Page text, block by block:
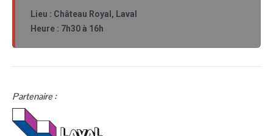
Lieu : Château Royal, Laval
Heure : 7h30 à 16h
Partenaire: